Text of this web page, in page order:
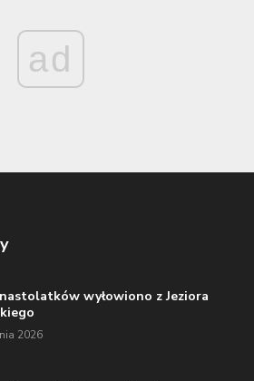
ad
wyłowiono z Jeziora
2026